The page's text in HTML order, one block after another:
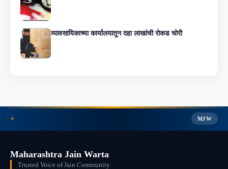
व्यावसायिकाच्या कार्यालयातून दहा लाखांची रोकड चोरी
MJW
Maharashtra Jain Warta
Trusted Voice of Jain Community